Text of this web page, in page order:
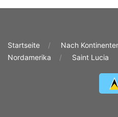
Startseite
Nach
Nordamerika
Saint Lucia